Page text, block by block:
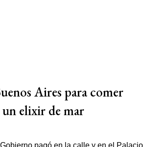
Aires para comer
un elixir de mar